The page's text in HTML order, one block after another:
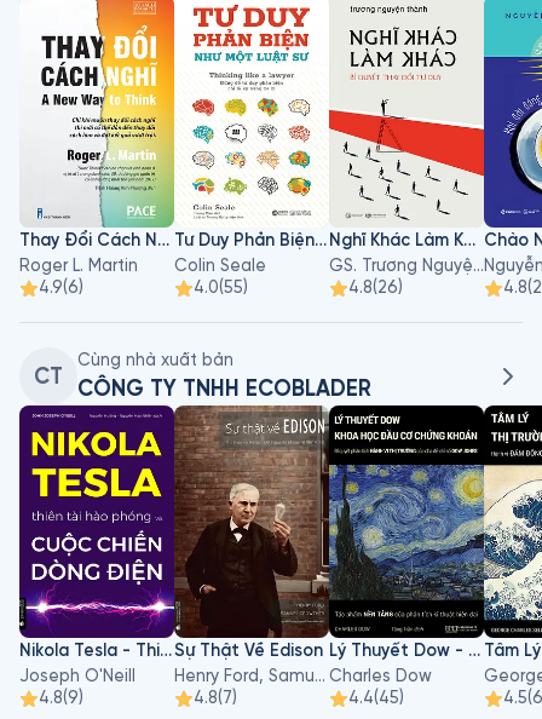
Thay Đổi Cách Nghĩ
Roger L. Martin
4.9(6)
Tư Duy Phản Biện Như Một Luật Sư
Colin Seale
4.0(55)
Nghĩ Khác Làm Khác - Bí Quyết Thay Đổi Tư Duy
GS. Trương Nguyện Thành
4.8(26) 4.8(
CT
Cùng nhà xuất bản
CÔNG TY TNHH ECOBLADER
Nikola Tesla - Thiên Tài Hào Phóng Và Cuộc Chiến Dòng Điện
Joseph O'Neill
4.8(9)
Sự Thật Về Edison
Henry Ford, Samuel Crowther
4.8(7)
Lý Thuyết Dow - Khoa Học Đầu Cơ Chứng Khoán
Charles Dow
4.4(45) 4.5(